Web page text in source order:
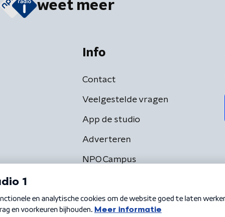
weet meer
Info
Contact
Veelgestelde vragen
App de studio
Adverteren
NPO Campus
Privacybeleid